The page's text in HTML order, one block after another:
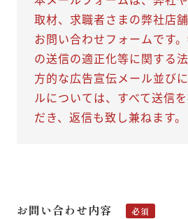
取材、求職者さまの弊社店
お問い合わせフォームです
の送信の適正化等に関する
方的な広告宣伝メール並び
ルについては、すべて送信
だき、返信も致し兼ねます。
お問い合わせ内容 必須